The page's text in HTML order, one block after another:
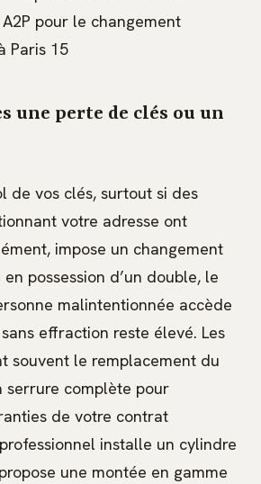
pour le changement
Paris 15
une perte de clés ou un
de vos clés, surtout si des
votre adresse ont
impose un changement
possession d’un double, le
malintentionnée accède
effraction reste élevé. Les
souvent le remplacement du
serrure complète pour
de votre contrat
installe un cylindre
une montée en gamme